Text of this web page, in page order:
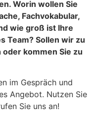
Worin wollen Sie
Fachvokabular,
wie groß ist Ihre
Team? Sollen wir zu
kommen Sie zu
im Gespräch und
Angebot. Nutzen Sie
Sie uns an!